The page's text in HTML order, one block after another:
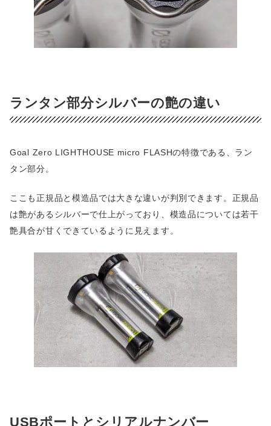
ランタン部分シルバーの艶の違い
Goal Zero LIGHTHOUSE micro FLASHの特徴である、ラン
タン部分。
ここも正規品と模造品では大きな違いが判別できます。正規品
は艶があるシルバーで仕上がっており、模造品については若干
艶具合が甘くできているように見えます。
USBポートとシリアルナンバー